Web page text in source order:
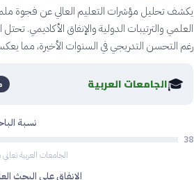
يكشف تحليل مؤشرات التعليم العالي عن فجوة
العلمي والترتيبات الدولية والإنفاق الأكاديمي.
رغم التحسن التدريجي في السنوات الأخيرة، مما
🎓الجامعات العربية
نسبة
38
الجامعات العربية
الإنفاق على البحث